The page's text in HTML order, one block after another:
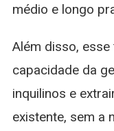
médio e longo
Além disso,
capacidade da
inquilinos e
existente, sem a